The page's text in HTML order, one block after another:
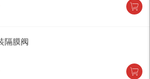
隔膜阀